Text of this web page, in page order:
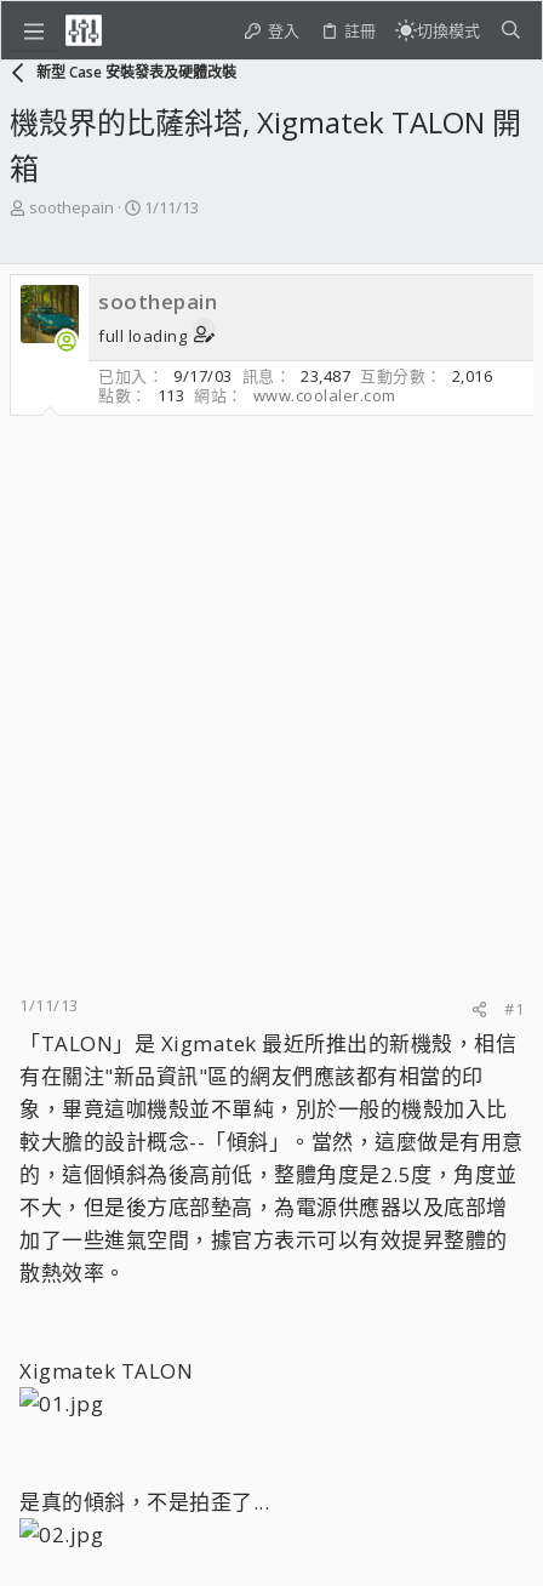
登入 註冊 切換模式
新型 Case 安裝發表及硬體改裝
機殼界的比薩斜塔, Xigmatek TALON 開
箱
主
起
人
soothepain
開
期
1/11/13
soothepain
full loading
已加入
9/17/03 訊息 23,487 互動分數
2,016
點數
113 網站 www.coolaler.com
1/11/13 #1
「TALON」是 Xigmatek 最近所推出的新機殼，相信
有在關注"新品資訊"區的網友們應該都有相當的印
象，畢竟這咖機殼並不單純，別於一般的機殼加入比
較大膽的設計概念--「傾斜」。當然，這麼做是有用意
的，這個傾斜為後高前低，整體角度是2.5度，角度並
不大，但是後方底部墊高，為電源供應器以及底部增
加了一些進氣空間，據官方表示可以有效提昇整體的
散熱效率。
Xigmatek TALON
是真的傾斜，不是拍歪了...